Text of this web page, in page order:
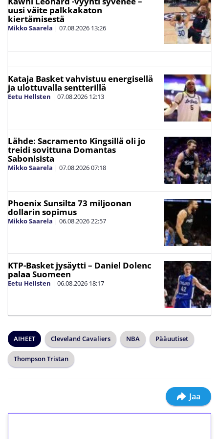
uusi väite palkkakaton
kiertämisestä
Mikko Saarela | 07.08.2026 13:26
Kataja Basket vahvistuu energisellä
ja ulottuvalla sentterillä
Eetu Hellsten | 07.08.2026 12:13
Lähde: Sacramento Kingsillä oli jo
treidi sovittuna Domantas
Sabonisista
Mikko Saarela | 07.08.202607:18
Phoenix Sunsilta 73 miljoonan
dollarin sopimus
Mikko Saarela | 06.08.202622:57
KTP-Basket jysäytti – Daniel Dolenc
palaa Suomeen
Eetu Hellsten | 06.08.2026 18:17
AIHEET Cleveland Cavaliers NBA Pääuutiset
Thompson Tristan
Jaa